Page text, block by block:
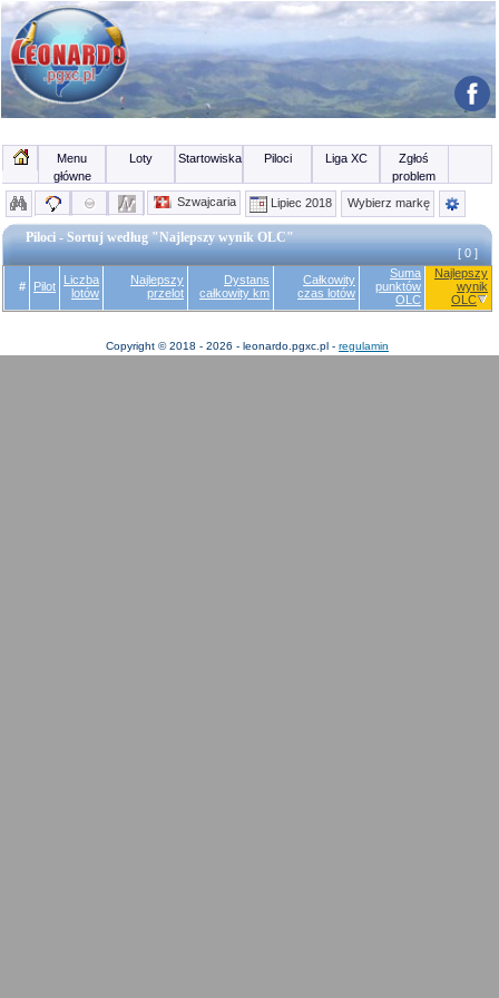
Menu
główne
Loty Startowiska Piloci Liga XC
Zgłoś
problem
Szwajcaria
Lipiec 2018 Wybierz markę
Piloci - Sortuj według "Najlepszy wynik OLC"
[ 0 ]
# Pilot
Liczba
lotów
Najlepszy
przelot
Dystans
całkowity km
Całkowity
czas lotów
Suma
punktów
OLC
Najlepszy
wynik
OLC
Copyright © 2018 - 2026 - leonardo.pgxc.pl - regulamin